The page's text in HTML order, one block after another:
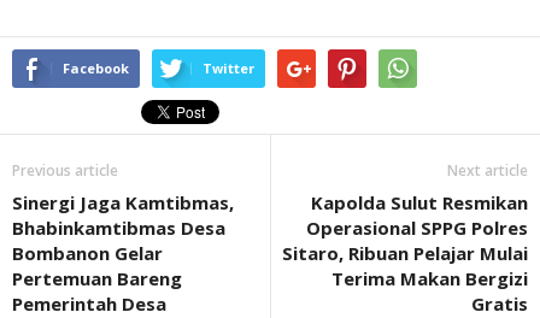
Facebook Twitter
Previous article
Sinergi Jaga Kamtibmas,
Bhabinkamtibmas Desa
Bombanon Gelar
Pertemuan Bareng
Pemerintah Desa
Next article
Kapolda Sulut Resmikan
Operasional SPPG Polres
Sitaro, Ribuan Pelajar Mulai
Terima Makan Bergizi
Gratis